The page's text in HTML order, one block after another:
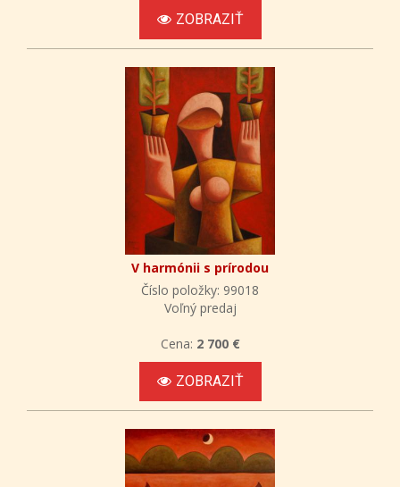
ZOBRAZIŤ
V harmónii s prírodou
Číslo položky: 99018
Voľný predaj
Cena: 2 700 €
ZOBRAZIŤ